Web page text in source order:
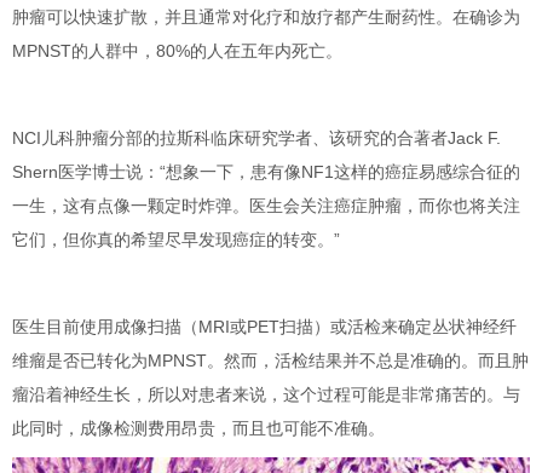
肿瘤可以快速扩散，并且通常对化疗和放疗都产生耐药性。在确诊为
MPNST的人群中 ， 80%的人在五年内死亡。
NCI儿科肿瘤分部的拉斯科临床研究学者、该研究的合著者Jack F.
Shern医学博士说：“想象一下，患有像NF1这样的癌症易感综合征的
一生，这有点像一颗定时炸弹。医生会关注癌症肿瘤，而你也将关注
它们，但你真的希望尽早发现癌症的转变。”
医生目前使用成像扫描（MRI或PET扫描）或活检来确定丛状神经纤
维瘤是否已转化为MPNST。然而，活检结果并不总是准确的。而且肿
瘤沿着神经生长，所以对患者来说，这个过程可能是非常痛苦的。与
此同时， 成像检测费用昂贵，而且也可能不准确。